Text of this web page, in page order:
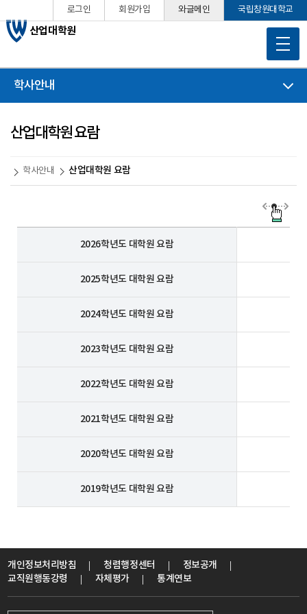
산업대학원
로그인 회원가입 와글메인 국립창원대학교
학사안내
산업대학원 요람
학사안내 산업대학원 요람
2026학년도 대학원 요람
2025학년도 대학원 요람
2024학년도 대학원 요람
2023학년도 대학원 요람
2022학년도 대학원 요람
2021학년도 대학원 요람
2020학년도 대학원 요람
2019학년도 대학원 요람
개인정보처리방침 청렴행정센터
정보공개
교직원행동강령
자체평가 통계연보